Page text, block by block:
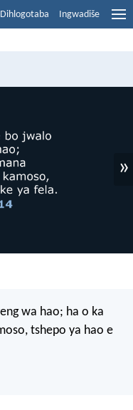
Dihlogotaba Ingwadiše
»
wa hao; ha o ka
tshepo ya hao e